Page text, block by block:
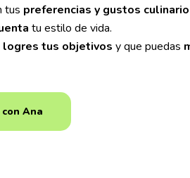
tus preferencias y gustos
tu estilo de vida.
logres tus objetivos y que puedas
Ana